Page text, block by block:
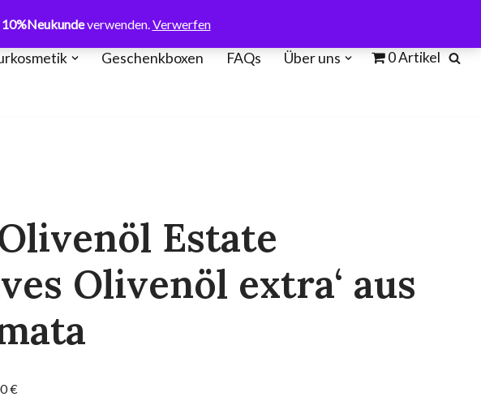
10%Neukundeverwenden.Verwerfen
Geschenkboxen FAQs Über uns 0 Artikel
Estate
Olivenöl extra‘ aus
€